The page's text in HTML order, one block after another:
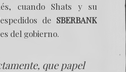
cuando Shats y su
de SBERBANK
del gobierno.
que papel